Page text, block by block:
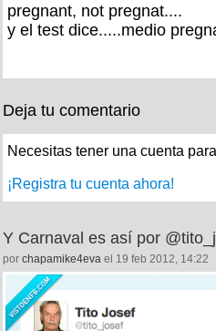
pregnant, not pregnat....
y el test dice.....medio
Deja tu comentario
Necesitas tener una cuenta
¡Registra tu cuenta ahora!
Y Carnaval es así por
por chapamike4eva el 19 feb 2012, 14:22